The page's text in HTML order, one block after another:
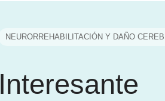
NEURORREHABILITACIÓN Y DAÑO
Interesante